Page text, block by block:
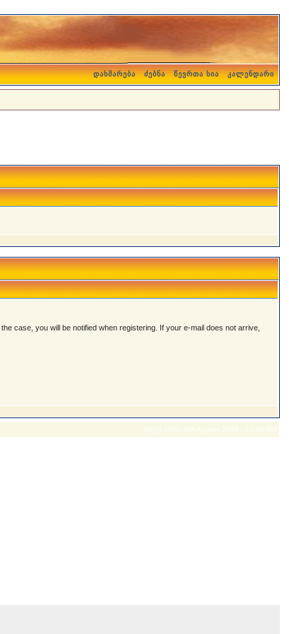
დახმარება ძებნა წევრთა სია კალენდარი
case, you will be notified when registering. If your e-mail does not arrive,
ახლა არის: 8th August 2026 - 10:49 AM